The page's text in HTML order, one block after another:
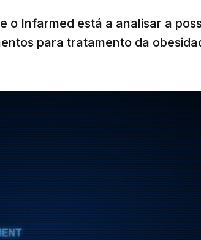
o Infarmed está a analisar a
para tratamento da